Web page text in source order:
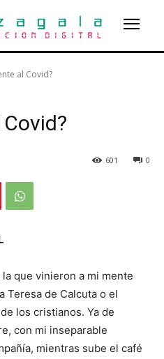
al Covid?
0
601
que vinieron a mi mente
Teresa de Calcuta o el
los cristianos. Ya de
con mi inseparable
mientras sube el café